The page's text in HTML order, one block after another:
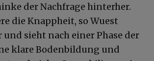
der Nachfrage hinterher.
die Knappheit, so Wuest
sieht nach einer Phase der
klare Bodenbildung und